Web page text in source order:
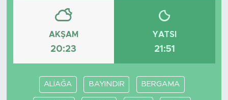
AKŞAM
20:23
YATSI
21:51
ALİAĞA BAYINDIR BERGAMA